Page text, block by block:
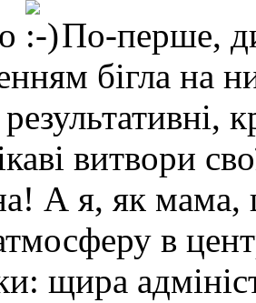
По-перше,
бігла на
витвори
А я, як мама,
в
щира